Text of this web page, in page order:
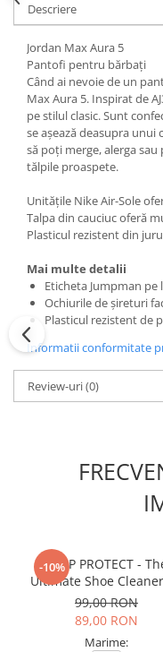
Descriere
Jordan Max Aura 5
Pantofi pentru bărbați
Când ai nevoie de un
Max Aura 5. Inspirat de
pe stilul clasic. Sunt
se așează deasupra unui
să poți merge, alerga
tălpile proaspete.
Unitățile Nike Air-Sole
Talpa din cauciuc oferă
Plasticul rezistent din
Mai multe detalii
Eticheta Jumpman pe
Ochiurile de șireturi
Plasticul rezistent de
Informatii conformitate
Review-uri(0)
-10%
CREP PROTECT -
Ultimate Shoe
99,00 RON
89,00 RON
Marime: